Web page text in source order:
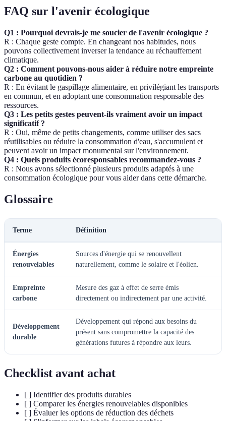
FAQ sur l'avenir écologique
Q1 : Pourquoi devrais-je me soucier de l'avenir écologique ?
R : Chaque geste compte. En changeant nos habitudes, nous
pouvons collectivement inverser la tendance au réchauffement
climatique.
Q2 : Comment pouvons-nous aider à réduire notre empreinte
carbone au quotidien ?
R : En évitant le gaspillage alimentaire, en privilégiant les transports
en commun, et en adoptant une consommation responsable des
ressources.
Q3 : Les petits gestes peuvent-ils vraiment avoir un impact
significatif ?
R : Oui, même de petits changements, comme utiliser des sacs
réutilisables ou réduire la consommation d'eau, s'accumulent et
peuvent avoir un impact monumental sur l'environnement.
Q4 : Quels produits écoresponsables recommandez-vous ?
R : Nous avons sélectionné plusieurs produits adaptés à une
consommation écologique pour vous aider dans cette démarche.
Glossaire
Terme Définition
Énergies
renouvelables
Sources d'énergie qui se renouvellent
naturellement, comme le solaire et l'éolien.
Empreinte
carbone
Mesure des gaz à effet de serre émis
directement ou indirectement par une activité.
Développement
durable
Développement qui répond aux besoins du
présent sans compromettre la capacité des
générations futures à répondre aux leurs.
Checklist avant achat
[ ] Identifier des produits durables
[ ] Comparer les énergies renouvelables disponibles
[ ] Évaluer les options de réduction des déchets